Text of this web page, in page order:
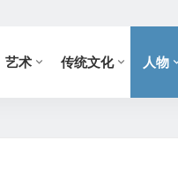
艺术 传统文化 人物